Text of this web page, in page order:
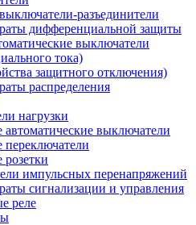
разъединители
дифференциальной защиты
выключатели
тока)
защитного отключения)
распределения
нагрузки
выключатели
импульсных перенапряжений
сигнализации и управления
реле